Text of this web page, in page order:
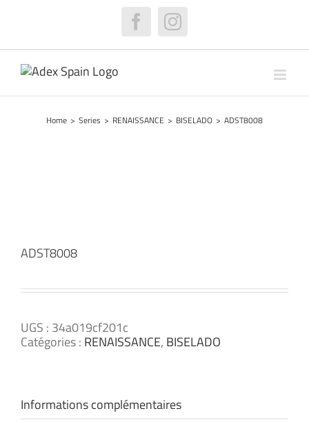
FacebookInstagram
Home > Series > RENAISSANCE > BISELADO > ADST8008
ADST8008
UGS : 34a019cf201c
Catégories : RENAISSANCE, BISELADO
Informations complémentaires